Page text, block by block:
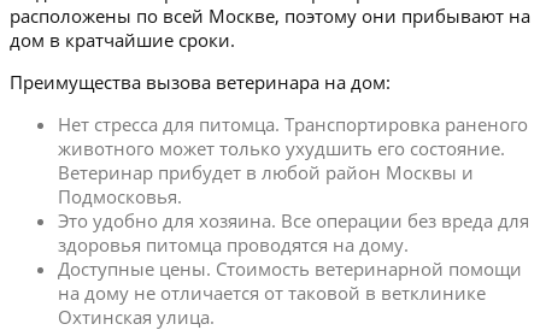
расположены по всей Москве, поэтому они прибывают на
дом в кратчайшие сроки.
Преимущества вызова ветеринара на дом:
Нет стресса для питомца. Транспортировка раненого
животного может только ухудшить его состояние.
Ветеринар прибудет в любой район Москвы и
Подмосковья.
Это удобно для хозяина. Все операции без вреда для
здоровья питомца проводятся на дому.
Доступные цены. Стоимость ветеринарной помощи
на дому не отличается от таковой в ветклинике
Охтинская улица.